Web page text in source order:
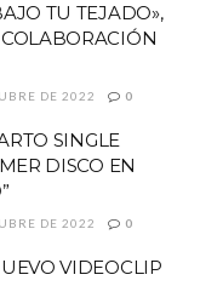
TU TEJADO»,
DE 2022 0
SINGLE
DISCO EN
DE 2022 0
VIDEOCLIP